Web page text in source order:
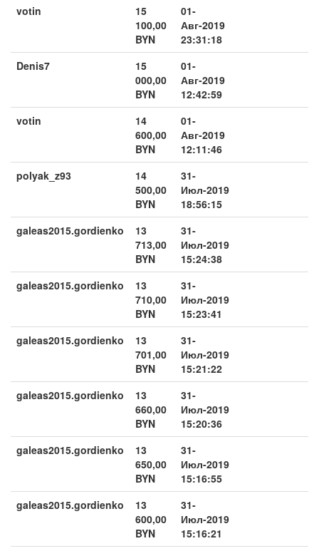
votin
15
100,00
BYN
01-
Авг-2019
23:31:18
Denis7
15
000,00
BYN
01-
Авг-2019
12:42:59
votin
14
600,00
BYN
01-
Авг-2019
12:11:46
polyak_z93
14
500,00
BYN
31-
Июл-2019
18:56:15
galeas2015.gordienko
13
713,00
BYN
31-
Июл-2019
15:24:38
galeas2015.gordienko
13
710,00
BYN
31-
Июл-2019
15:23:41
galeas2015.gordienko
13
701,00
BYN
31-
Июл-2019
15:21:22
galeas2015.gordienko
13
660,00
BYN
31-
Июл-2019
15:20:36
galeas2015.gordienko
13
650,00
BYN
31-
Июл-2019
15:16:55
galeas2015.gordienko
13
600,00
BYN
31-
Июл-2019
15:16:21